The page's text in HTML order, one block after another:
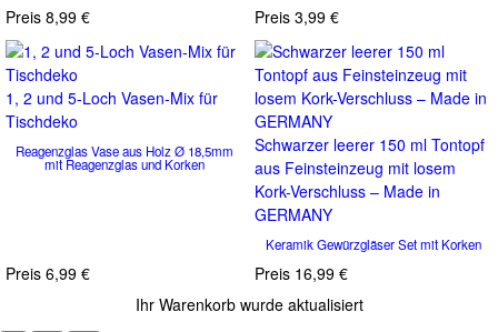
Preis 8,99 € Preis 3,99 €
1, 2 und 5-Loch Vasen-Mix für
Tischdeko
Reagenzglas Vase aus Holz Ø 18,5mm
mit Reagenzglas und Korken
Preis 6,99 €
Schwarzer leerer 150 ml Tontopf
aus Feinsteinzeug mit losem
Kork-Verschluss – Made in
GERMANY
Keramik Gewürzgläser Set mit Korken
Preis 16,99 €
Ihr Warenkorb wurde aktualisiert